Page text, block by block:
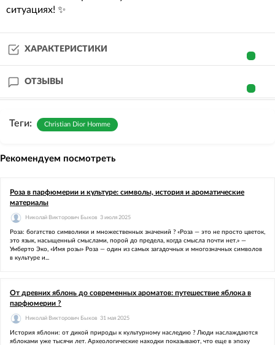
ситуациях! ✨
ХАРАКТЕРИСТИКИ
ОТЗЫВЫ
Теги: Christian Dior Homme
Рекомендуем посмотреть
Роза в парфюмерии и культуре: символы, история и ароматические
материалы
Николай Викторович Быков 3 июля 2025
Роза: богатство символики и множественных значений ? «Роза — это не просто цветок,
это язык, насыщенный смыслами, порой до предела, когда смысла почти нет.» —
Умберто Эко, «Имя розы» Роза — один из самых загадочных и многозначных символов
в культуре и...
От древних яблонь до современных ароматов: путешествие яблока в
парфюмерии ?
Николай Викторович Быков 31 мая 2025
История яблони: от дикой природы к культурному наследию ? Люди наслаждаются
яблоками уже тысячи лет. Археологические находки показывают, что еще в эпоху